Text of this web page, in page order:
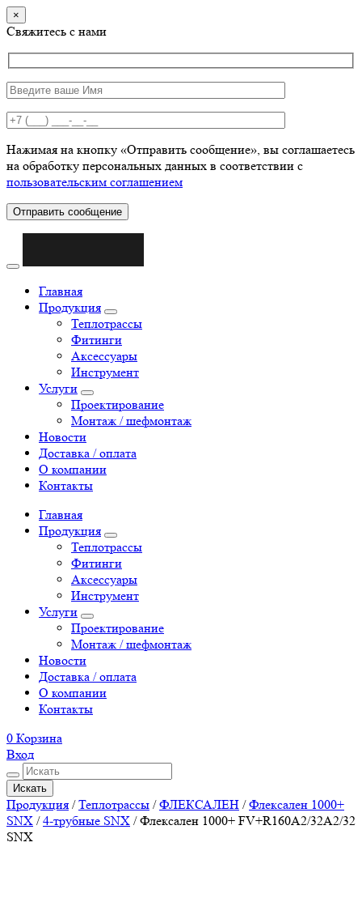
×
Свяжитесь с нами
Нажимая на кнопку «Отправить сообщение», вы соглашаетесь
на обработку персональных данных в соответствии с
пользовательским соглашением
Отправить сообщение
Главная
Продукция
Теплотрассы
Фитинги
Аксессуары
Инструмент
Услуги
Проектирование
Монтаж / шефмонтаж
Новости
Доставка / оплата
О компании
Контакты
Главная
Продукция
Теплотрассы
Фитинги
Аксессуары
Инструмент
Услуги
Проектирование
Монтаж / шефмонтаж
Новости
Доставка / оплата
О компании
Контакты
0 Корзина
Вход
Искать
Продукция /Теплотрассы /ФЛЕКСАЛЕН /Флексален 1000+
SNX /4-трубные SNX /Флексален 1000+ FV+R160A2/32A2/32
SNX